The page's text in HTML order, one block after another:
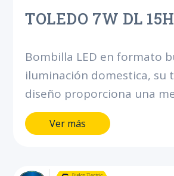
TOLEDO 7W DL
Bombilla LED en formato
iluminación domestica, su
diseño proporciona una mejor
iluminación interior. Ahorra
90% de energía comparado
Ver más